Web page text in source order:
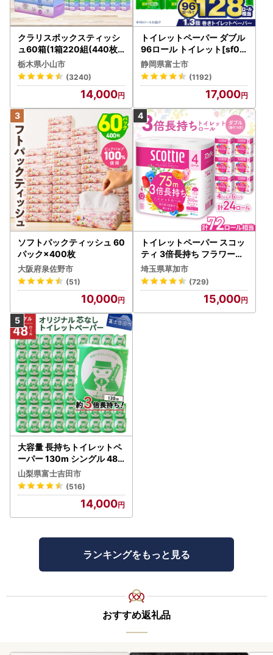
クラリスボックスティッシ
ュ60箱(1箱220組(440枚))
(5個入り×12セット)【配送
不可地域：離島・沖縄県】
【1256759】
栃木県小山市
(3240)
14,000
トイレットペーパー ダブル
96ロール トイレット[sf00
1-012]
静岡県富士市
(1192)
17,000
ソフトパックティッシュ 60
パック×400枚
大阪府泉佐野市
(51)
10,000
トイレットペーパー スコッ
ティ 3倍長持ち フラワーパ
ック 4ロール×6P
埼玉県草加市
(729)
15,000
大容量 長持ちトイレットペ
ーパー 130m シングル 48R
芯なし 3倍巻 トイレット
山梨県富士吉田市
(516)
14,000
ランキングをもっと見る
おすすめ返礼品